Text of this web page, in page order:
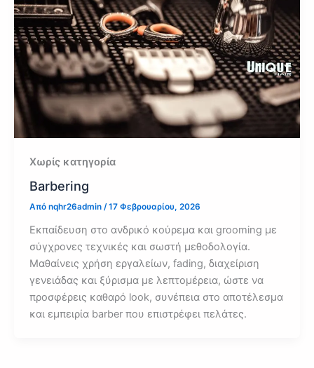
Χωρίς κατηγορία
Barbering
Από nqhr26admin /17 Φεβρουαρίου, 2026
Εκπαίδευση στο ανδρικό κούρεμα και grooming με
σύγχρονες τεχνικές και σωστή μεθοδολογία.
Μαθαίνεις χρήση εργαλείων, fading, διαχείριση
γενειάδας και ξύρισμα με λεπτομέρεια, ώστε να
προσφέρεις καθαρό look, συνέπεια στο αποτέλεσμα
και εμπειρία barber που επιστρέφει πελάτες.